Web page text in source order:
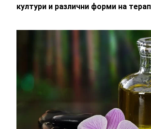
култури и различни форми на